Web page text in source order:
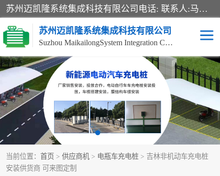
苏州迈凯隆系统集成科技有限公司电话: 联系人:马杰森 销售安装视频监控、报警系统、电话交换机、门禁考勤、巡更系统、呼叫对讲系统、停车场道闸、智能家居、广播系统、综合布线、办公设备、电子商务软件、网络工程、酒店门锁系列 系统集成、VOD视频点播、LED显示屏、节能产品、USP电源、收银机等弱电及智能化项目。
苏州迈凯隆系统集成科技有限公司
Suzhou MaikailongSystem Integration Co., Ltd.
当前位置： 首页 > 供应商机 > 电瓶车充电桩 > 吉林非机动车充电桩
安装供货商 可来图定制
非机动车充电桩 电瓶车充电桩
电动自行车充电桩 两轮电动车充电桩
充电桩